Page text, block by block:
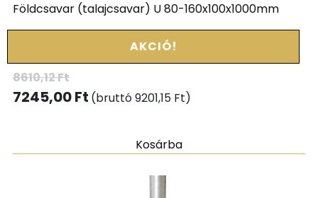
Földcsavar (talajcsavar) U 80-160x100x1000mm
AKCIÓ!
8610,12Ft
7245,00Ft (bruttó9201,15 Ft)
Kosárba